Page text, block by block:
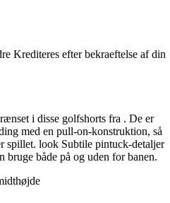
Krediteres efter bekraeftelse af din
i disse golfshorts fra . De er
med en pull-on-konstruktion, så
spillet. look Subtile pintuck-detaljer
bruge både på og uden for banen.